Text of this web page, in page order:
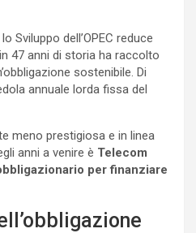
Sviluppo dell’OPEC reduce
47 anni di storia ha raccolto
sostenibile. Di
annuale lorda fissa del
meno prestigiosa e in linea
anni a venire è Telecom
per finanziare